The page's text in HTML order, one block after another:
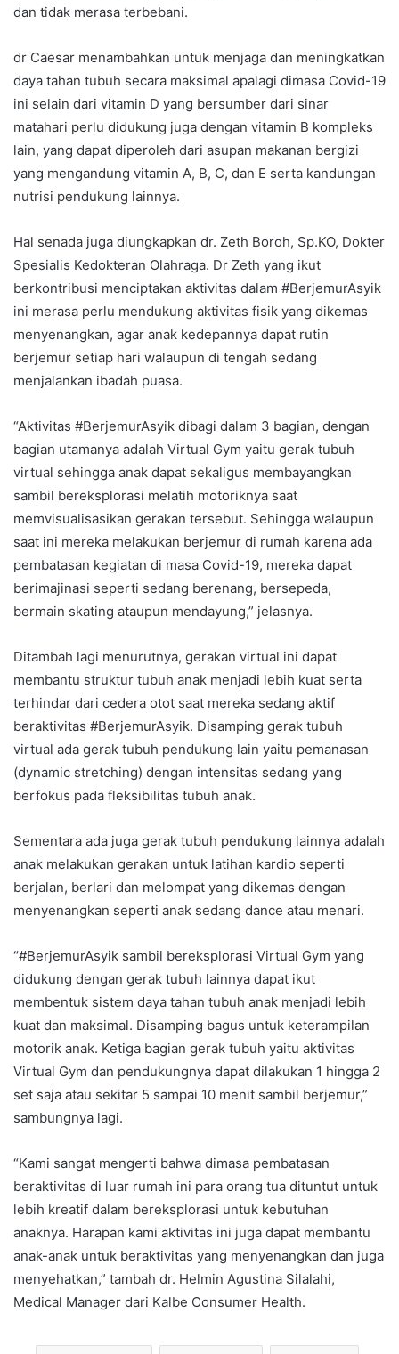
dan tidak merasa terbebani.
dr Caesar menambahkan untuk menjaga dan meningkatkan
daya tahan tubuh secara maksimal apalagi dimasa Covid-19
ini selain dari vitamin D yang bersumber dari sinar
matahari perlu didukung juga dengan vitamin B kompleks
lain, yang dapat diperoleh dari asupan makanan bergizi
yang mengandung vitamin A, B, C, dan E serta kandungan
nutrisi pendukung lainnya.
Hal senada juga diungkapkan dr. Zeth Boroh, Sp.KO, Dokter
Spesialis Kedokteran Olahraga. Dr Zeth yang ikut
berkontribusi menciptakan aktivitas dalam #BerjemurAsyik
ini merasa perlu mendukung aktivitas fisik yang dikemas
menyenangkan, agar anak kedepannya dapat rutin
berjemur setiap hari walaupun di tengah sedang
menjalankan ibadah puasa.
“Aktivitas #BerjemurAsyik dibagi dalam 3 bagian, dengan
bagian utamanya adalah Virtual Gym yaitu gerak tubuh
virtual sehingga anak dapat sekaligus membayangkan
sambil bereksplorasi melatih motoriknya saat
memvisualisasikan gerakan tersebut. Sehingga walaupun
saat ini mereka melakukan berjemur di rumah karena ada
pembatasan kegiatan di masa Covid-19, mereka dapat
berimajinasi seperti sedang berenang, bersepeda,
bermain skating ataupun mendayung,” jelasnya.
Ditambah lagi menurutnya, gerakan virtual ini dapat
membantu struktur tubuh anak menjadi lebih kuat serta
terhindar dari cedera otot saat mereka sedang aktif
beraktivitas #BerjemurAsyik. Disamping gerak tubuh
virtual ada gerak tubuh pendukung lain yaitu pemanasan
(dynamic stretching) dengan intensitas sedang yang
berfokus pada fleksibilitas tubuh anak.
Sementara ada juga gerak tubuh pendukung lainnya adalah
anak melakukan gerakan untuk latihan kardio seperti
berjalan, berlari dan melompat yang dikemas dengan
menyenangkan seperti anak sedang dance atau menari.
“#BerjemurAsyik sambil bereksplorasi Virtual Gym yang
didukung dengan gerak tubuh lainnya dapat ikut
membentuk sistem daya tahan tubuh anak menjadi lebih
kuat dan maksimal. Disamping bagus untuk keterampilan
motorik anak. Ketiga bagian gerak tubuh yaitu aktivitas
Virtual Gym dan pendukungnya dapat dilakukan 1 hingga 2
set saja atau sekitar 5 sampai 10 menit sambil berjemur,”
sambungnya lagi.
“Kami sangat mengerti bahwa dimasa pembatasan
beraktivitas di luar rumah ini para orang tua dituntut untuk
lebih kreatif dalam bereksplorasi untuk kebutuhan
anaknya. Harapan kami aktivitas ini juga dapat membantu
anak-anak untuk beraktivitas yang menyenangkan dan juga
menyehatkan,” tambah dr. Helmin Agustina Silalahi,
Medical Manager dari Kalbe Consumer Health.